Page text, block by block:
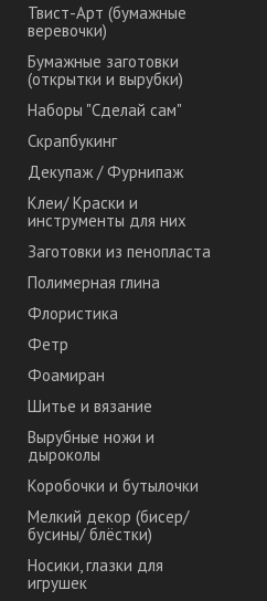
Твист-Арт (бумажные
веревочки)
Бумажные заготовки
(открытки и вырубки)
Наборы "Сделай сам"
Скрапбукинг
Декупаж / Фурнипаж
Клеи/ Краски и
инструменты для них
Заготовки из пенопласта
Полимерная глина
Флористика
Фетр
Фоамиран
Шитье и вязание
Вырубные ножи и
дыроколы
Коробочки и бутылочки
Мелкий декор (бисер/
бусины/ блёстки)
Носики, глазки для
игрушек